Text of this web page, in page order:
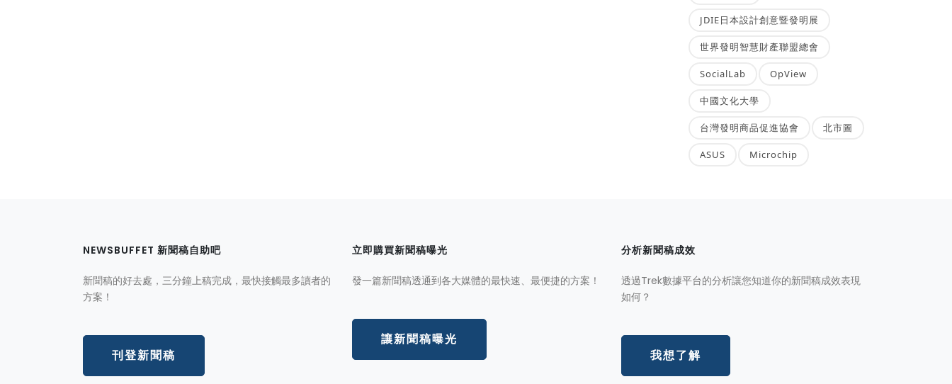
JDIE日本設計創意暨發明展
世界發明智慧財產聯盟總會
SocialLab OpView
中國文化大學
台灣發明商品促進協會 北市圖
ASUS Microchip
NEWSBUFFET 新聞稿自助吧
新聞稿的好去處，三分鐘上稿完成，最快接觸最多讀者的
方案！
刊登新聞稿
立即購買新聞稿曝光
發一篇新聞稿透通到各大媒體的最快速、最便捷的方案！
讓新聞稿曝光
分析新聞稿成效
透過Trek數據平台的分析讓您知道你的新聞稿成效表現
如何？
我想了解